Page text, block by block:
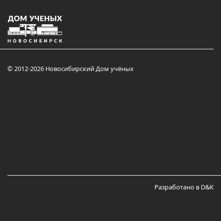
© 2012-2026 Новосибирский Дом учёных
Разработано в D&K